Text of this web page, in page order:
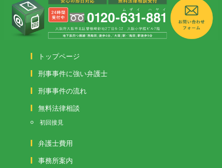
トップページ
刑事事件に強い弁護士
刑事事件の流れ
無料法律相談
初回接見
弁護士費用
事務所案内